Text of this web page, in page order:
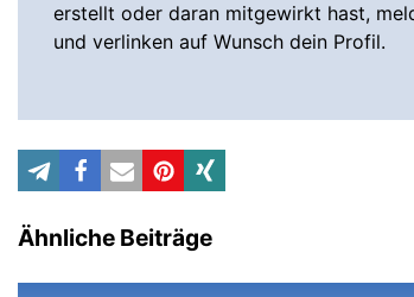
erstellt oder daran mitgewirkt hast,
und verlinken auf Wunsch dein Profil.
Ähnliche Beiträge